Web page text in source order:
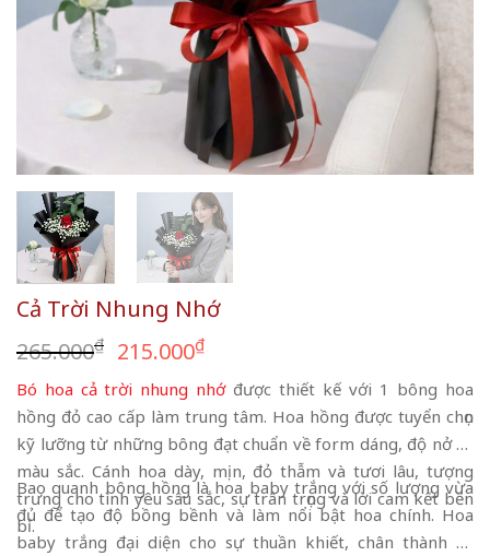
Cả Trời Nhung Nhớ
265.000₫ Giá
gốc
là:
265.000₫.
215.000₫Giá
hiện
tại
là:
215.000₫.
Bó hoa cả trời nhung nhớđược thiết kế với 1 bông hoa
hồng đỏ cao cấp làm trung tâm. Hoa hồng được tuyển chọn
kỹ lưỡng từ những bông đạt chuẩn về form dáng, độ nở và
màu sắc. Cánh hoa dày, mịn, đỏ thẫm và tươi lâu, tượng
trưng cho tình yêu sâu sắc, sự trân trọng và lời cam kết bền
bỉ.
Bao quanh bông hồng là hoa baby trắng với số lượng vừa
đủ để tạo độ bồng bềnh và làm nổi bật hoa chính. Hoa
baby trắng đại diện cho sự thuần khiết, chân thành và